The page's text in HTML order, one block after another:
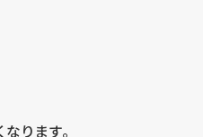
ります。